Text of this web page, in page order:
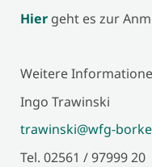
Hier geht es zur
Weitere
Ingo Trawinski
trawinski@wfg-
Tel. 02561 / 97999 20